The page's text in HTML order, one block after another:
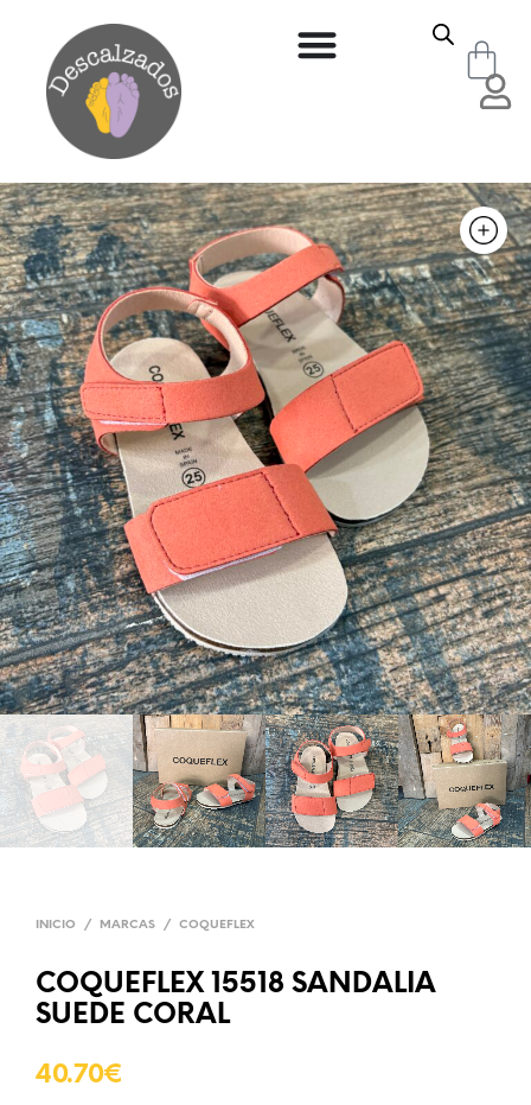
INICIO / MARCAS / COQUEFLEX
COQUEFLEX 15518 SANDALIA
SUEDE CORAL
40.70€